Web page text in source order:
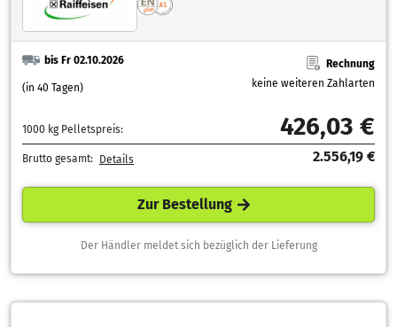
bis Fr 02.10.2026
(in 40 Tagen)
Rechnung
keine weiteren Zahlarten
1000 kg Pelletspreis: 426,03 €
Brutto gesamt: Details 2.556,19 €
Zur Bestellung
Der Händler meldet sich bezüglich der Lieferung